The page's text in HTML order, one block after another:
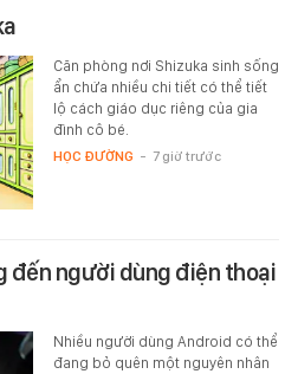
Căn phòng nơi Shizuka sinh sống
ẩn chứa nhiều chi tiết có thể tiết
lộ cách giáo dục riêng của gia
đình cô bé.
HỌC ĐƯỜNG - 7 giờ trước
đến người dùng điện thoại
Nhiều người dùng Android có thể
đang bỏ quên một nguyên nhân